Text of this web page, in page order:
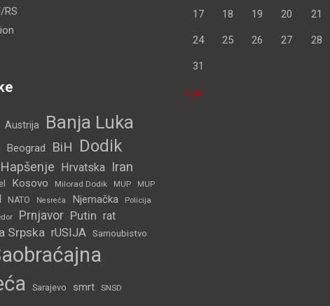
RS
Austrija Banja Luka
Beograd BiH Dodik
Hapšenje Hrvatska Iran
Kosovo Milorad Dodik MUP
MUP
NATO Nesreća Njemačka Policija
Prnjavor Putin rat
Srpska rUSIJA Samoubistvo
Sarajevo smrt SNSD
17 18 19 20 21
24 25 26 27 28
31
« jul